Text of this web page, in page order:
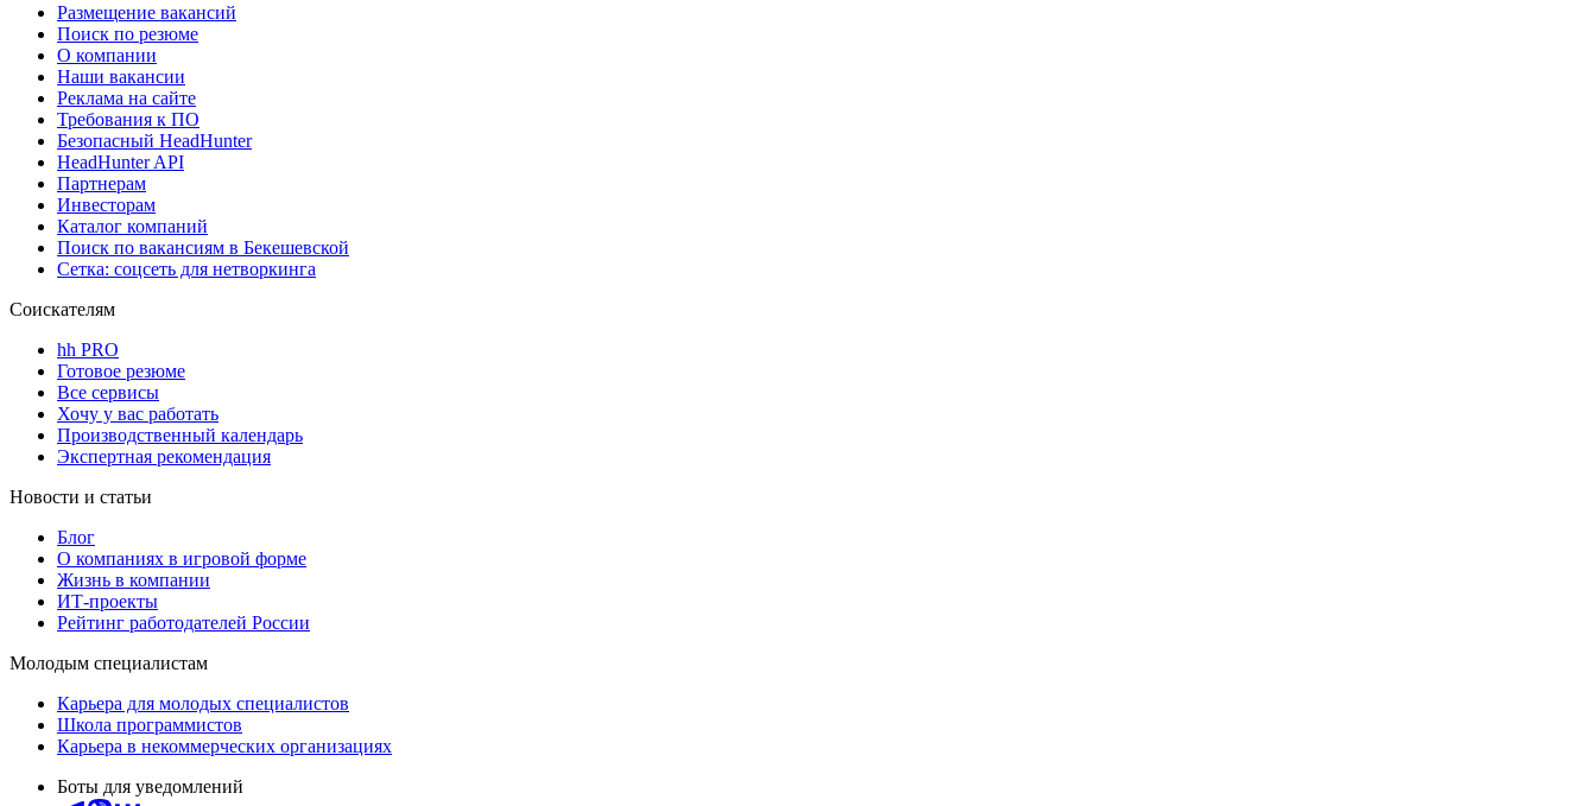
Размещение вакансий
Поиск по резюме
О компании
Наши вакансии
Реклама на сайте
Требования к ПО
Безопасный HeadHunter
HeadHunter API
Партнерам
Инвесторам
Каталог компаний
Поиск по вакансиям в Бекешевской
Сетка: соцсеть для нетворкинга
Соискателям
hh PRO
Готовое резюме
Все сервисы
Хочу у вас работать
Производственный календарь
Экспертная рекомендация
Новости и статьи
Блог
О компаниях в игровой форме
Жизнь в компании
ИТ-проекты
Рейтинг работодателей России
Молодым специалистам
Карьера для молодых специалистов
Школа программистов
Карьера в некоммерческих организациях
Боты для уведомлений